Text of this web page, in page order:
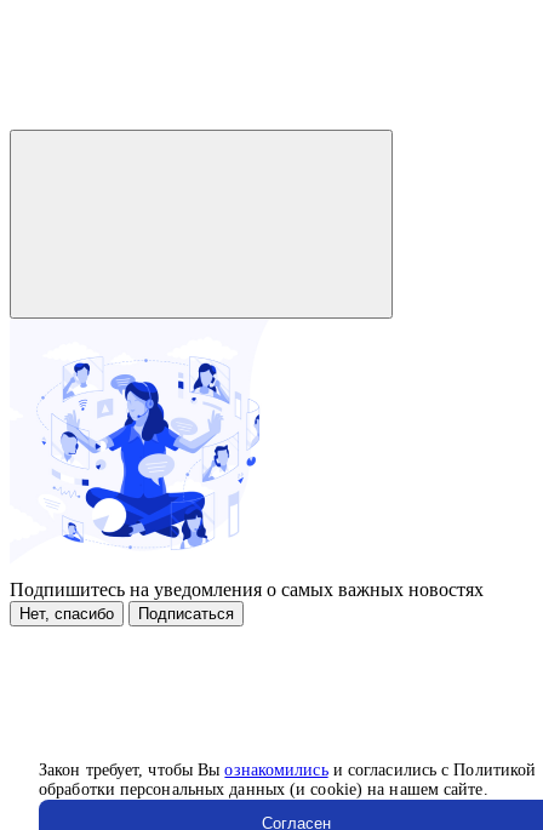
Закон требует, чтобы Выознакомилисьи согласились с Политикой
обработки персональных данных (и cookie) на нашем сайте.
Согласен
Подпишитесь на уведомления о самых важных новостях
Нет, спасибо Подписаться